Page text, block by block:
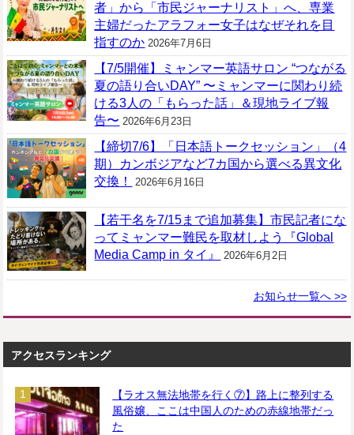
者」から「市民ジャーナリスト」へ、専業
主婦だったアラフォー女子はなぜそれを目
指すのか 2026年7月6日
【7/5開催】ミャンマー英語サロン “つながる
夏の語り合いDAY” 〜ミャンマーに関わり続
ける3人の「もらった話」＆現地ライブ報
告〜 2026年6月23日
【締切7/6】「日本語トークセッション」（4
期）カンボジアなど7カ国から選べる異文化
交換！
2026年6月16日
【若干名を7/15まで追加募集】市民記者にな
ってミャンマー難民を取材しよう『Global
Media Camp in タイ』
2026年6月2日
お知らせ一覧へ >>
アクセスランキング
【ラオス無法地帯を行く⑦】路上に整列する
風俗嬢、ここは中国人のための赤線地帯だっ
た